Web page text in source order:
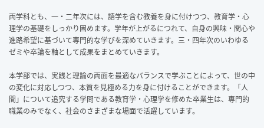
両学科とも、一・二年次には、語学を含む教養を身に付けつつ、教育学・心
理学の基礎をしっかり固めます。学年が上がるにつれて、自身の興味・関心や
進路希望に基づいて専門的な学びを深めていきます。三・四年次のいわゆる
ゼミや卒論を軸として成果をまとめていきます。
本学部では、実践と理論の両面を最適なバランスで学ぶことによって、世の中
の変化に対応しつつ、本質を見極める力を身に付けることができます。「人
間」について追究する学問である教育学・心理学を修めた卒業生は、専門的
職業のみでなく、社会のさまざまな場面で活躍しています。